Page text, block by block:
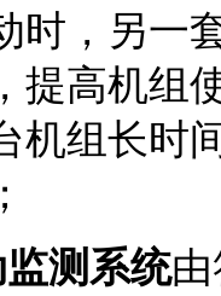
时，另一
，提高机组
机组长时
测系统